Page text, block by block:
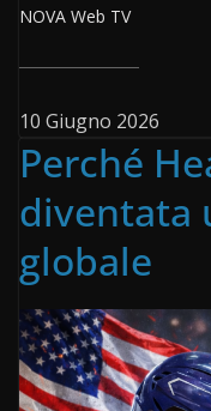
NOVA Web TV
10 Giugno 2026
Perché
diventata
globale